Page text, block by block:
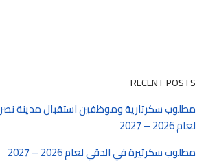
RECENT POSTS
مطلوب سكرتارية وموظفين استقبال مدينة نصر
لعام 2026 – 2027
مطلوب سكرتيرة في الدقي لعام 2026 – 2027